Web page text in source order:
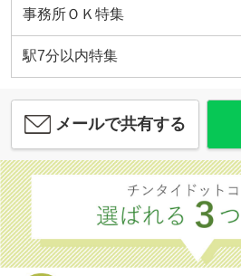
事務所ＯＫ特集
駅7分以内特集
メールで共有する